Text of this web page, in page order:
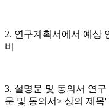
2. 연구계획서에서 예상
비
3. 설명문 및 동의서 연구
문 및 동의서> 상의 제목'